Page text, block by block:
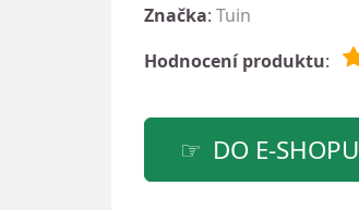
Značka: Tuin
Hodnocení produktu:
DO E-SHOPU